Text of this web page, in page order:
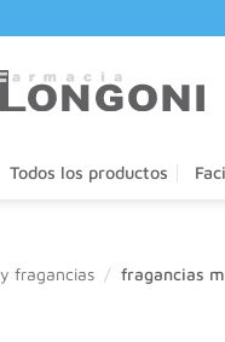
Todos los productos
fragancias / fragancias